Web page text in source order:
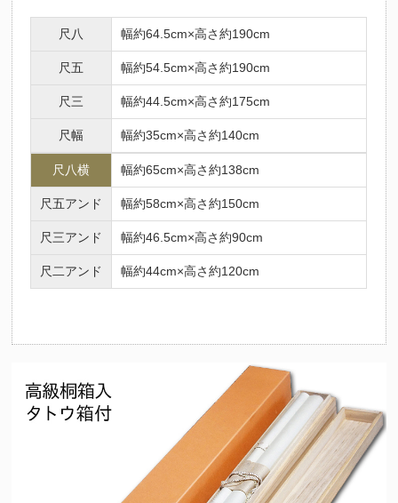
尺八 幅約64.5cm×高さ約190cm
尺五 幅約54.5cm×高さ約190cm
尺三 幅約44.5cm×高さ約175cm
尺幅 幅約35cm×高さ約140cm
尺八横 幅約65cm×高さ約138cm
尺五アンド 幅約58cm×高さ約150cm
尺三アンド 幅約46.5cm×高さ約90cm
尺二アンド 幅約44cm×高さ約120cm